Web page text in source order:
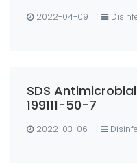
2022-04-09
SDS
199111-50-7
2022-03-06